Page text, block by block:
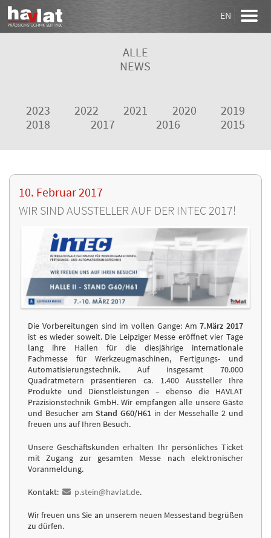
EN
ALLE
NEWS
2023 2022 2021 2020
2019
2018
2017 2016 2015
10. Februar 2017
WIR SIND AUSSTELLER AUF DER INTEC 2017!
Die Vorbereitungen sind im vollen Gange: Am7.März 2017
ist es wieder soweit. Die Leipziger Messe eröffnet vier Tage
lang ihre Hallen für die diesjährige internationale
Fachmesse für Werkzeugmaschinen, Fertigungs- und
Automatisierungstechnik. Auf insgesamt 70.000
Quadratmetern präsentieren ca. 1.400 Aussteller Ihre
Produkte und Dienstleistungen – ebenso die HAVLAT
Präzisionstechnik GmbH. Wir empfangen alle unsere Gäste
und Besucher am Stand G60/H61 in der Messehalle 2 und
freuen uns auf Ihren Besuch.
Unsere Geschäftskunden erhalten Ihr persönliches Ticket
mit Zugang zur gesamten Messe nach elektronischer
Voranmeldung.
Kontakt: p.stein@havlat.de.
Wir freuen uns Sie an unserem neuen Messestand begrüßen
zu dürfen.